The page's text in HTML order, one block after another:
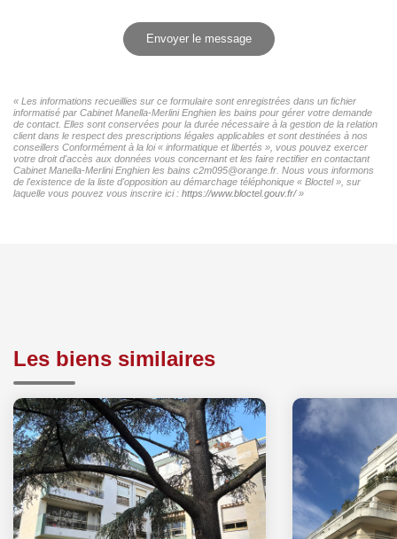
Envoyer le message
« Les informations recueillies sur ce formulaire sont enregistrées dans un fichier
informatisé par Cabinet Manella-Merlini Enghien les bains pour gérer votre demande
de contact. Elles sont conservées pour la durée nécessaire à la gestion de la relation
client dans le respect des prescriptions légales applicables et sont destinées à nos
conseillers Conformément à la loi « informatique et libertés », vous pouvez exercer
votre droit d'accès aux données vous concernant et les faire rectifier en contactant
Cabinet Manella-Merlini Enghien les bains c2m095@orange.fr. Nous vous informons
de l'existence de la liste d'opposition au démarchage téléphonique « Bloctel », sur
laquelle vous pouvez vous inscrire ici : https://www.bloctel.gouv.fr/»
Les biens similaires